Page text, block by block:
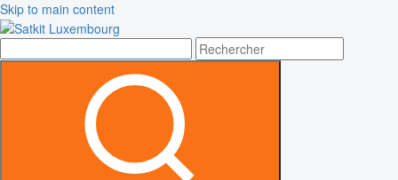
Skip to main content